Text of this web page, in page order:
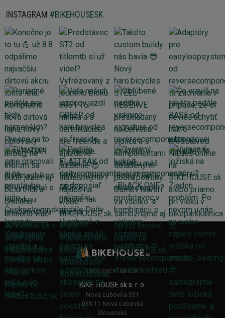
INSTAGRAM #BIKEHOUSESK
FAKTURAČNÍ ADRESA
BIKE-HOUSE.sk s. r. o.
Nová Ľubovňa 531
065 11 Nová Ľubovňa
Slovensko